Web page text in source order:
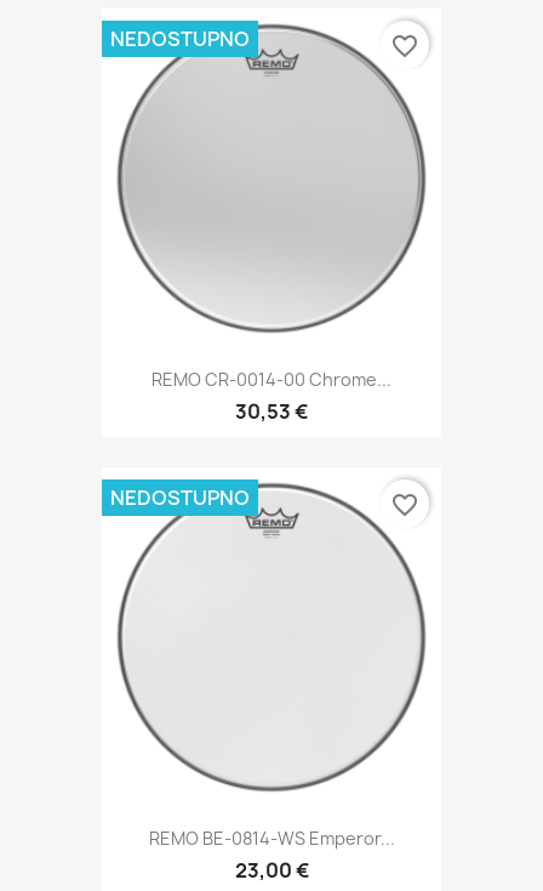
REMO CR-0014-00 Chrome...
30,53 €
NEDOSTUPNO favorite_border
REMO BE-0814-WS Emperor...
23,00 €
NEDOSTUPNO favorite_border